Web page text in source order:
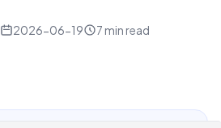
2026-06-19 7 min read